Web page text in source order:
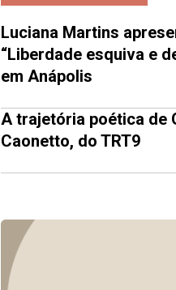
Luciana Martins
“Liberdade esquiva e
em Anápolis
A trajetória poética de
Caonetto, do TRT9